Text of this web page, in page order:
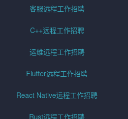
客服远程工作招聘
C++远程工作招聘
运维远程工作招聘
Flutter远程工作招聘
React Native远程工作招聘
Rust远程工作招聘